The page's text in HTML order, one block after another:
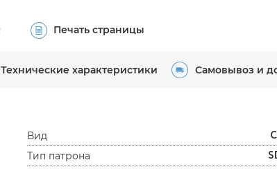
Печать страницы
Технические характеристики Самовывоз и
Вид
Тип патрона